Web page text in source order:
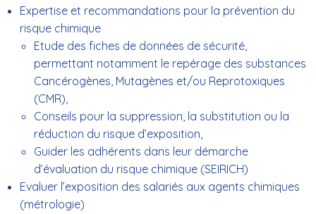
Expertise et recommandations pour la prévention du
risque chimique
Etude des fiches de données de sécurité,
permettant notamment le repérage des substances
Cancérogènes, Mutagènes et/ou Reprotoxiques
(CMR),
Conseils pour la suppression, la substitution ou la
réduction du risque d’exposition,
Guider les adhérents dans leur démarche
d’évaluation du risque chimique (SEIRICH)
Evaluer l’exposition des salariés aux agents chimiques
(métrologie)